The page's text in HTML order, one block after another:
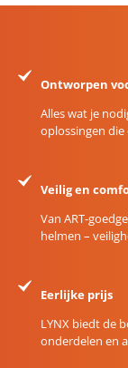
Ontworpen
Alles wat je
oplossingen
Veilig en
Van ART-
helmen –
Eerlijke prijs
LYNX biedt de
onderdelen en